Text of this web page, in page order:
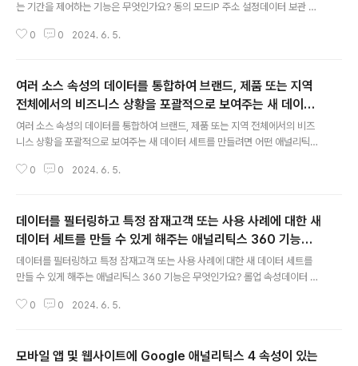
는 기간을 제어하는 기능은 무엇인가요? 동의 모드IP 주소 설정데이터 보관 기
0 0 2024. 6. 5.
여러 소스 속성의 데이터를 통합하여 브랜드, 제품 또는 지역
전체에서의 비즈니스 상황을 포괄적으로 보여주는 새 데이터
세트를 만들려면 어떤 애널리틱스 360 기능을 사용해야 하나
요?
여러 소스 속성의 데이터를 통합하여 브랜드, 제품 또는 지역 전체에서의 비즈
니스 상황을 포괄적으로 보여주는 새 데이터 세트를 만들려면 어떤 애널리틱스
0 0 2024. 6. 5.
데이터를 필터링하고 특정 잠재고객 또는 사용 사례에 대한 새
데이터 세트를 만들 수 있게 해주는 애널리틱스 360 기능은
무엇인가요?
데이터를 필터링하고 특정 잠재고객 또는 사용 사례에 대한 새 데이터 세트를
만들 수 있게 해주는 애널리틱스 360 기능은 무엇인가요? 롤업 속성데이터 스
0 0 2024. 6. 5.
모바일 앱 및 웹사이트에 Google 애널리틱스 4 속성이 있는